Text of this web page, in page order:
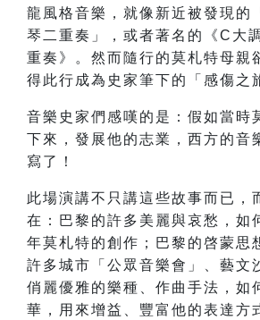
龍風格音樂，就像新近被發現的
琴二重奏」，或者著名的《C大
重奏》。然而隨行的莫札特母親
得此行成為史家筆下的「感傷之
音樂史家們感嘆的是：假如當時
下來，發展他的志業，西方的音
寫了！
此場演講不只講這些故事而已，
在：巴黎的許多美麗與哀愁，如
年莫札特的創作；巴黎的啓蒙思
許多城市「公眾音樂會」、藝文
俏麗優雅的樂種、作曲手法，如
華，用來增益、豐富他的表達方